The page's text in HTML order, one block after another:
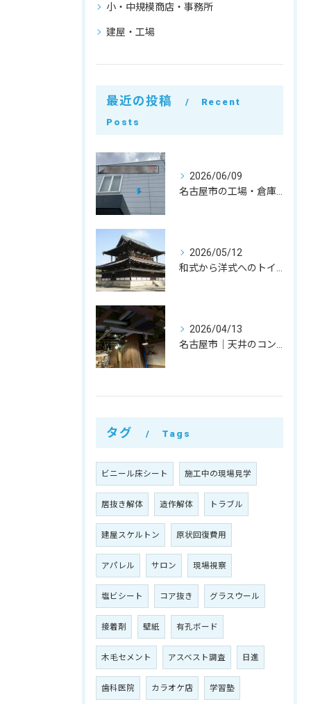
小・中規模商店・事務所
建屋・工場
最近の投稿
Recent
Posts
2026/06/09
2026/05/12
2026/04/13
タグ Tags
ビニール床シート 施工中の現場見学
居抜き解体 造作解体 トラブル
建屋スケルトン 原状回復費用
アパレル サロン 現場視察
塩ビシート コア抜き グラスウール
接着剤 壁紙 有孔ボード
木毛セメント アスベスト調査 日進
歯科医院 カラオケ店 学習塾